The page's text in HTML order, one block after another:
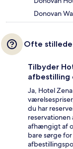
Donovan
Ofte stillede
Tilbyder
afbestilling
Ja, Hotel
du har
afhængigt af
bare sørge